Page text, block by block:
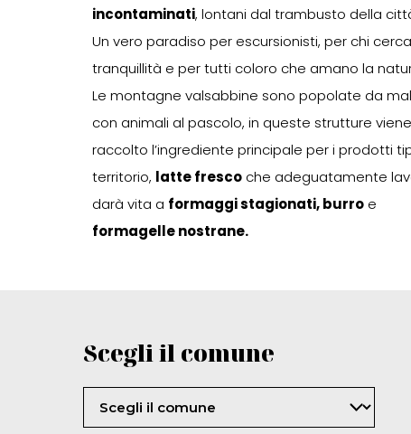
incontaminati, lontani dal trambusto della
Un vero paradiso per escursionisti, per chi
tranquillità e per tutti coloro che amano la
Le montagne valsabbine sono popolate da
con animali al pascolo, in queste strutture viene
raccolto l’ingrediente principale per i prodotti
territorio, latte fresco che adeguatamente
darà vita a formaggi stagionati, burro e
formagelle nostrane.
Scegli il comune